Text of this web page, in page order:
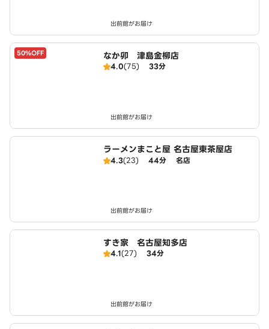
出前館がお届け
50%OFF なか卯 津島金柳店
4.0(75) 33分
出前館がお届け
ラーメンまこと屋 名古屋東茶屋店
4.3(23) 44分 名店
出前館がお届け
すき家 名古屋知多店
4.1(27) 34分
出前館がお届け